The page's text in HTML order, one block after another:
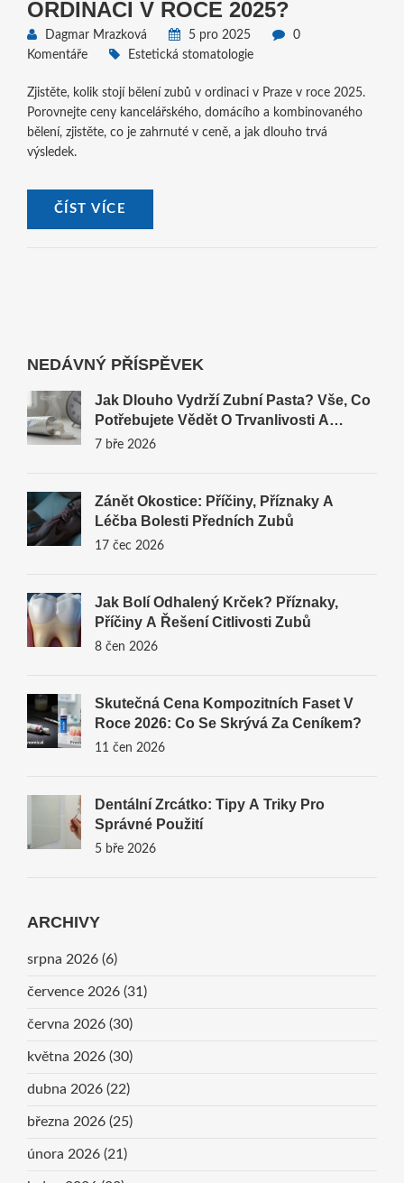
ORDINACI V ROCE 2025?
Dagmar Mrazková 5 pro 2025
0
Komentáře
Estetická stomatologie
Zjistěte, kolik stojí bělení zubů v ordinaci v Praze v roce 2025.
Porovnejte ceny kancelářského, domácího a kombinovaného
bělení, zjistěte, co je zahrnuté v ceně, a jak dlouho trvá
výsledek.
ČÍST VÍCE
NEDÁVNÝ PŘÍSPĚVEK
Jak Dlouho Vydrží Zubní Pasta? Vše, Co
Potřebujete Vědět O Trvanlivosti A
Bezpečnosti
7 bře 2026
Zánět Okostice: Příčiny, Příznaky A
Léčba Bolesti Předních Zubů
17 čec 2026
Jak Bolí Odhalený Krček? Příznaky,
Příčiny A Řešení Citlivosti Zubů
8 čen 2026
Skutečná Cena Kompozitních Faset V
Roce 2026: Co Se Skrývá Za Ceníkem?
11 čen 2026
Dentální Zrcátko: Tipy A Triky Pro
Správné Použití
5 bře 2026
ARCHIVY
srpna 2026 (6)
července 2026 (31)
června 2026 (30)
května 2026 (30)
dubna 2026 (22)
března 2026 (25)
února 2026 (21)